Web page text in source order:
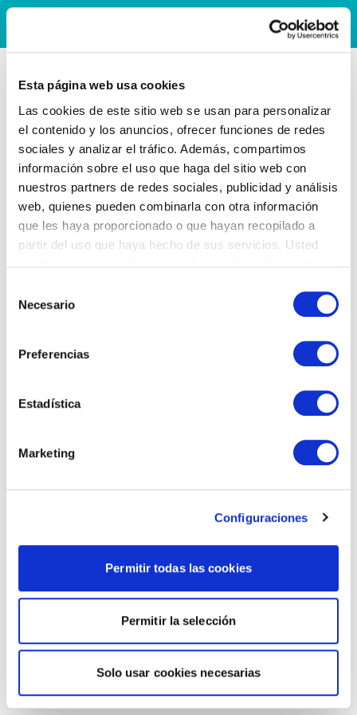
Esta página web usa cookies
Las cookies de este sitio web se usan para personalizar
el contenido y los anuncios, ofrecer funciones de redes
sociales y analizar el tráfico. Además, compartimos
información sobre el uso que haga del sitio web con
nuestros partners de redes sociales, publicidad y análisis
web, quienes pueden combinarla con otra información
que les haya proporcionado o que hayan recopilado a
partir del uso que haya hecho de sus servicios. Usted
Necesario
Preferencias
Estadística
Marketing
Configuraciones
Permitir todas las cookies
Permitir la selección
Solo usar cookies necesarias